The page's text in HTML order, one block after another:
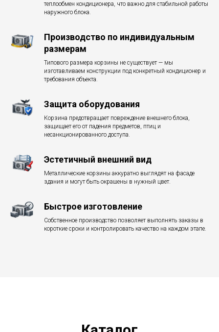
теплообмен кондиционера, что важно для стабильной работы
наружного блока.
Производство по индивидуальным
размерам
Типового размера корзины не существует — мы
изготавливаем конструкции под конкретный кондиционер и
требования объекта.
Защита оборудования
Корзина предотвращает повреждение внешнего блока,
защищает его от падения предметов, птиц и
несанкционированного доступа.
Эстетичный внешний вид
Металлические корзины аккуратно выглядят на фасаде
здания и могут быть окрашены в нужный цвет.
Быстрое изготовление
Собственное производство позволяет выполнять заказы в
короткие сроки и контролировать качество на каждом этапе.